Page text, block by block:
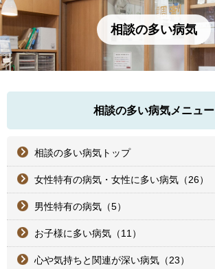
相談の多い病気
相談の多い病気メニュー
相談の多い病気トップ
女性特有の病気・女性に多い病気（26）
男性特有の病気（5）
お子様に多い病気（11）
心や気持ちと関連が深い病気（23）